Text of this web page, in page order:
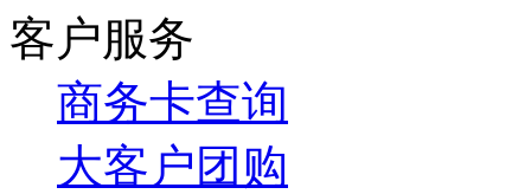
客户服务
商务卡查询
大客户团购